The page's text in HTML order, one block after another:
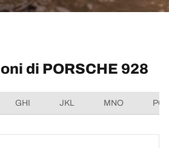
di PORSCHE 928
GHI JKL MNO